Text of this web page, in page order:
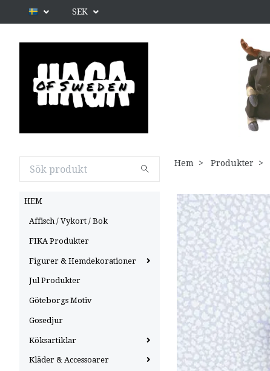
SEK
HEM
Affisch / Vykort / Bok
FIKA Produkter
Figurer & Hemdekorationer
Jul Produkter
Göteborgs Motiv
Gosedjur
Köksartiklar
Kläder & Accessoarer
Hem Produkter